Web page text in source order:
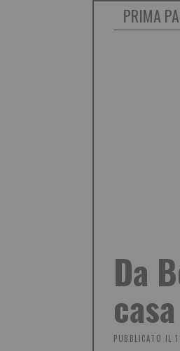
PRIMA
Da
casa
PUBBLICATO IL